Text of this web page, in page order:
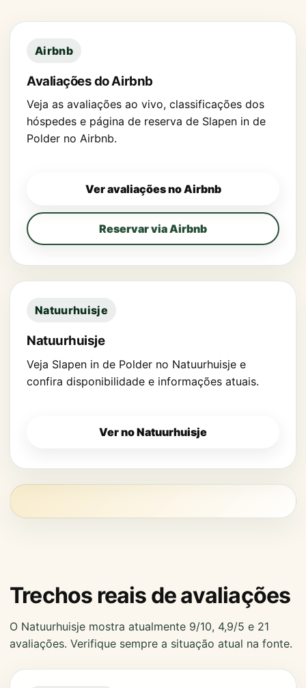
Airbnb
Avaliações do Airbnb
Veja as avaliações ao vivo, classificações dos
hóspedes e página de reserva de Slapen in de
Polder no Airbnb.
Ver avaliações no Airbnb
Reservar via Airbnb
Natuurhuisje
Natuurhuisje
Veja Slapen in de Polder no Natuurhuisje e
confira disponibilidade e informações atuais.
Ver no Natuurhuisje
Trechos reais de avaliações
O Natuurhuisje mostra atualmente 9/10, 4,9/5 e 21
avaliações. Verifique sempre a situação atual na fonte.